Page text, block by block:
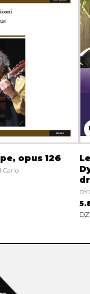
opus 126
Carlo